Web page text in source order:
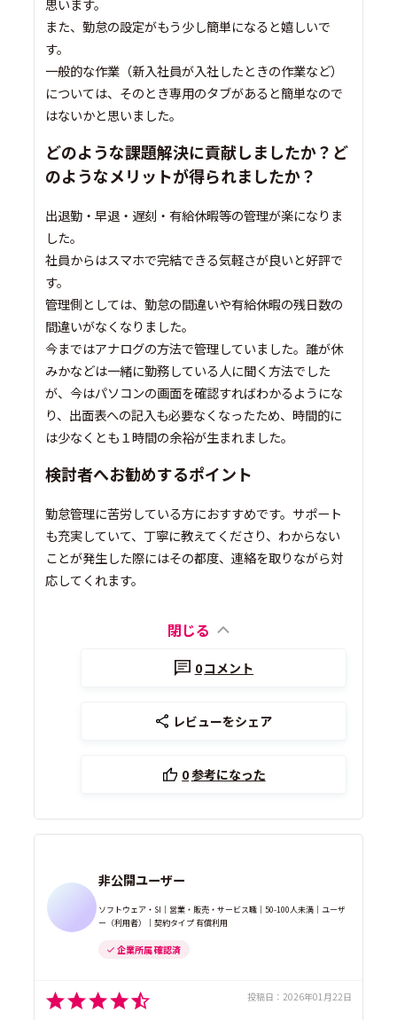
思います。
また、勤怠の設定がもう少し簡単になると嬉しいで
す。
一般的な作業（新入社員が入社したときの作業など）
については、そのとき専用のタブがあると簡単なので
はないかと思いました。
どのような課題解決に貢献しましたか？ど
のようなメリットが得られましたか？
出退勤・早退・遅刻・有給休暇等の管理が楽になりま
した。
社員からはスマホで完結できる気軽さが良いと好評で
す。
管理側としては、勤怠の間違いや有給休暇の残日数の
間違いがなくなりました。
今まではアナログの方法で管理していました。誰が休
みかなどは一緒に勤務している人に聞く方法でした
が、今はパソコンの画面を確認すればわかるようにな
り、出面表への記入も必要なくなったため、時間的に
は少なくとも１時間の余裕が生まれました。
検討者へお勧めするポイント
勤怠管理に苦労している方におすすめです。サポート
も充実していて、丁寧に教えてくださり、わからない
ことが発生した際にはその都度、連絡を取りながら対
応してくれます。
閉じる
0コメント
レビューをシェア
0参考になった
非公開ユーザー
ソフトウェア・SI｜営業・販売・サービス職｜50-100人未満｜ユーザ
ー（利用者）｜契約タイプ 有償利用
企業所属 確認済
投稿日： 2026年01月22日